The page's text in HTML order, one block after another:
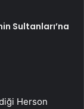
Sultanları’na
Herson